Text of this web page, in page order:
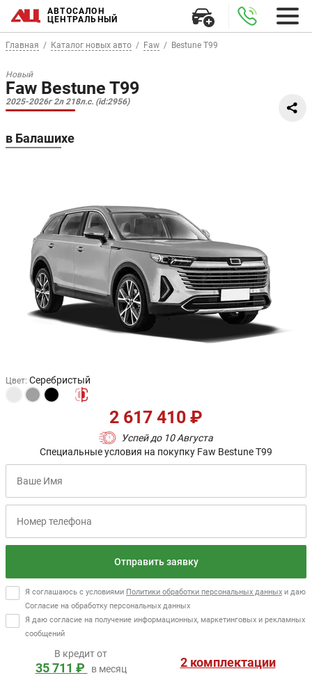
АВТОСАЛОН
ЦЕНТРАЛЬНЫЙ
Главная Каталог новых авто Faw Bestune T99
Новый
Faw Bestune T99
2025-2026г 2л 218л.с. (id:2956)
в Балашихе
Цвет: Серебристый
Успей до 10 Августа
2 617 410 ₽
Специальные условия на покупку Faw Bestune T99
Отправить заявку
Я соглашаюсь с условиями Политики обработки персональных данных и даю
Согласие на обработку персональных данных
Я даю согласие на получение информационных, маркетинговых и рекламных
сообщений
2 комплектации
В кредит от
35 711 ₽ в месяц